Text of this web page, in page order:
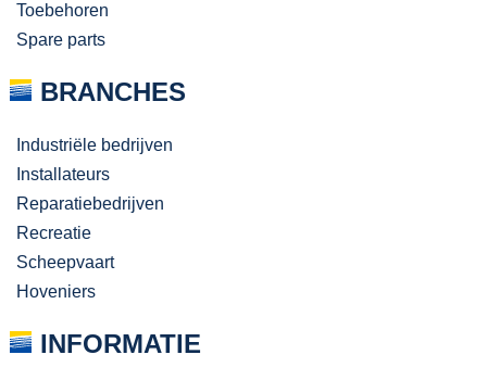
Toebehoren
Spare parts
BRANCHES
Industriële bedrijven
Installateurs
Reparatiebedrijven
Recreatie
Scheepvaart
Hoveniers
INFORMATIE